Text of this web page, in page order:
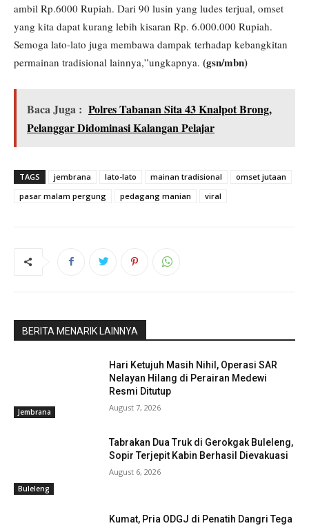
ambil Rp.6000 Rupiah. Dari 90 lusin yang ludes terjual, omset
yang kita dapat kurang lebih kisaran Rp. 6.000.000 Rupiah.
Semoga lato-lato juga membawa dampak terhadap kebangkitan
permainan tradisional lainnya,”ungkapnya. (gsn/mbn)
Baca Juga : Polres Tabanan Sita 43 Knalpot Brong,
Pelanggar Didominasi Kalangan Pelajar
TAGS jembrana lato-lato mainan tradisional
omset jutaan
pasar malam pergung
pedagang manian viral
BERITA MENARIK LAINNYA
Jembrana
Hari Ketujuh Masih Nihil, Operasi SAR
Nelayan Hilang di Perairan Medewi
Resmi Ditutup
August 7, 2026
Buleleng
Tabrakan Dua Truk di Gerokgak Buleleng,
Sopir Terjepit Kabin Berhasil Dievakuasi
August 6, 2026
Kumat, Pria ODGJ di Penatih Dangri Tega